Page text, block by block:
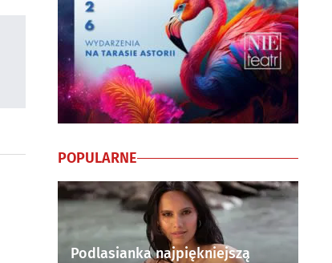
POPULARNE
Podlasianka najpiękniejszą